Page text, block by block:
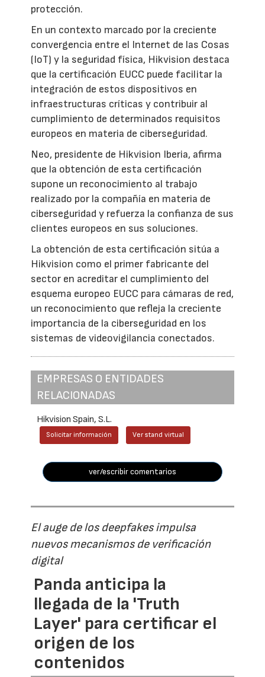
protección.
En un contexto marcado por la creciente
convergencia entre el Internet de las Cosas
(IoT) y la seguridad física, Hikvision destaca
que la certificación EUCC puede facilitar la
integración de estos dispositivos en
infraestructuras críticas y contribuir al
cumplimiento de determinados requisitos
europeos en materia de ciberseguridad.
Neo, presidente de Hikvision Iberia, afirma
que la obtención de esta certificación
supone un reconocimiento al trabajo
realizado por la compañía en materia de
ciberseguridad y refuerza la confianza de sus
clientes europeos en sus soluciones.
La obtención de esta certificación sitúa a
Hikvision como el primer fabricante del
sector en acreditar el cumplimiento del
esquema europeo EUCC para cámaras de red,
un reconocimiento que refleja la creciente
importancia de la ciberseguridad en los
sistemas de videovigilancia conectados.
EMPRESAS O ENTIDADES
RELACIONADAS
Hikvision Spain, S.L.
Solicitar información Ver stand virtual
ver/escribir comentarios
El auge de los deepfakes impulsa
nuevos mecanismos de verificación
digital
Panda anticipa la
llegada de la 'Truth
Layer' para certificar el
origen de los
contenidos